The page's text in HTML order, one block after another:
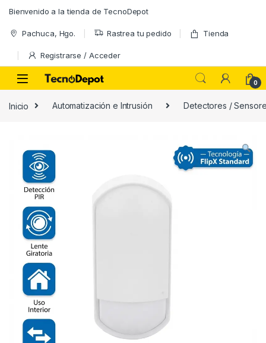
Bienvenido a la tienda de TecnoDepot
Pachuca, Hgo. Rastrea tu pedido Tienda
Registrarse / Acceder
0
Inicio Automatización e Intrusión Detectores /